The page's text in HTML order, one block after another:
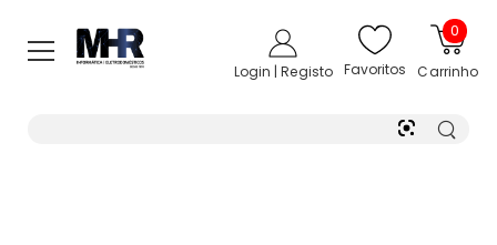
Login | Registo Favoritos
0
Carrinho